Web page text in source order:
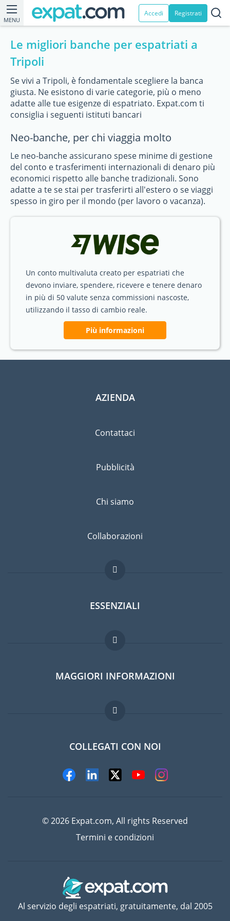
MENU
Accedi Registrati
Le migliori banche per espatriati a
Tripoli
Se vivi a Tripoli, è fondamentale scegliere la banca
giusta. Ne esistono di varie categorie, più o meno
adatte alle tue esigenze di espatriato. Expat.com ti
consiglia i seguenti istituti bancari
Neo-banche, per chi viaggia molto
Le neo-banche assicurano spese minime di gestione
del conto e trasferimenti internazionali di denaro più
economici rispetto alle banche tradizionali. Sono
adatte a te se stai per trasferirti all'estero o se viaggi
spesso in giro per il mondo (per lavoro o vacanza).
Un conto multivaluta creato per espatriati che
devono inviare, spendere, ricevere e tenere denaro
in più di 50 valute senza commissioni nascoste,
utilizzando il tasso di cambio reale.
Più informazioni
AZIENDA
Contattaci
Pubblicità
Chi siamo
Collaborazioni
ESSENZIALI
Forum per expat
Guida per expat
Lavori all'estero
MAGGIORI INFORMAZIONI
Domande frequenti
COLLEGATI CON NOI
© 2026 Expat.com, All rights Reserved
Termini e condizioni
Al servizio degli espatriati, gratuitamente, dal 2005